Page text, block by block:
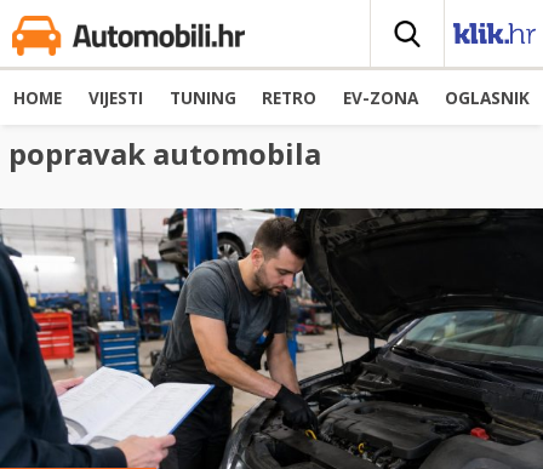
HOME VIJESTI TUNING RETRO EV-ZONA OGLASNIK
popravak automobila